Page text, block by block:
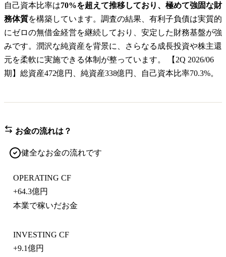
自己資本比率は70%を超えて推移しており、極めて強固な財
務体質を構築しています。調査の結果、有利子負債は実質的
にゼロの無借金経営を継続しており、安定した財務基盤が強
みです。潤沢な純資産を背景に、さらなる成長投資や株主還
元を柔軟に実施できる体制が整っています。 【2Q 2026/06
期】総資産472億円、純資産338億円、自己資本比率70.3%。
お金の流れは？
健全なお金の流れです
OPERATING CF
+64.3億円
本業で稼いだお金
INVESTING CF
+9.1億円